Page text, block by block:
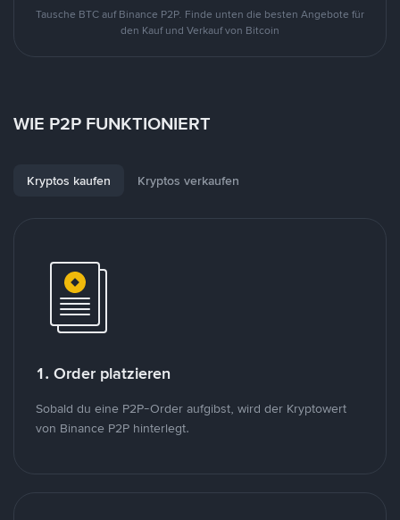
Tausche BTC auf Binance P2P. Finde unten die besten Angebote für
den Kauf und Verkauf von Bitcoin
WIE P2P FUNKTIONIERT
Kryptos kaufen Kryptos verkaufen
1. Order platzieren
Sobald du eine P2P-Order aufgibst, wird der Kryptowert
von Binance P2P hinterlegt.